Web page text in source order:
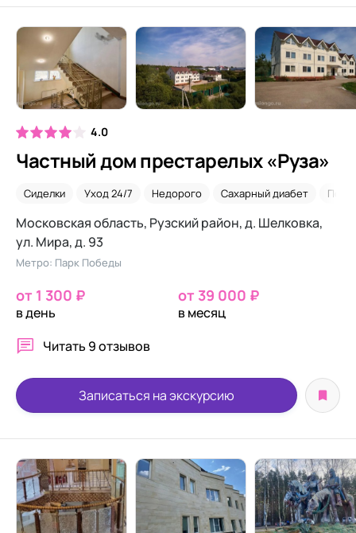
4.0
Частный дом престарелых «Руза»
Сиделки Уход 24/7 Недорого Сахарный диабет
Московская область, Рузский район, д. Шелковка,
ул. Мира, д. 93
Метро: Парк Победы
от 1 300 ₽
в день
от 39 000 ₽
в месяц
Читать 9 отзывов
Записаться на экскурсию